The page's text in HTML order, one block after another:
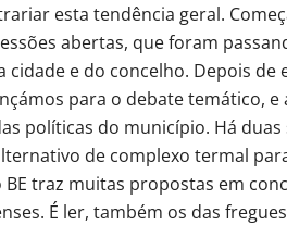
esta tendência geral.
abertas, que foram
cidade e do concelho. Depois
para o debate temático,
políticas do município. Há
de complexo termal
traz muitas propostas em
É ler, também os das